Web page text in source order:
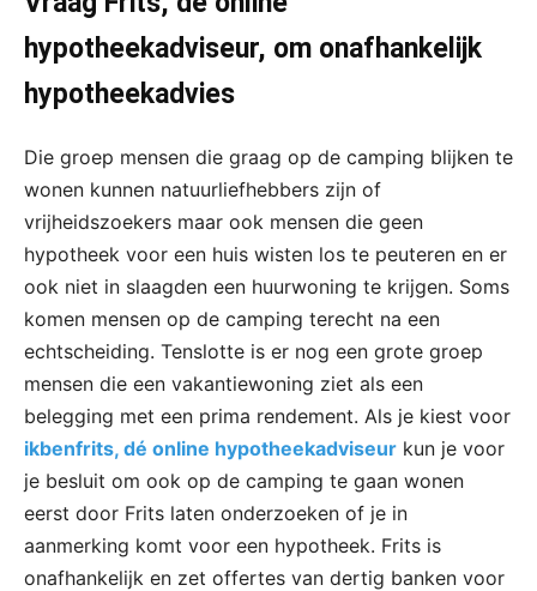
hypotheekadviseur, om onafhankelijk
hypotheekadvies
Die groep mensen die graag op de camping blijken te
wonen kunnen natuurliefhebbers zijn of
vrijheidszoekers maar ook mensen die geen
hypotheek voor een huis wisten los te peuteren en er
ook niet in slaagden een huurwoning te krijgen. Soms
komen mensen op de camping terecht na een
echtscheiding. Tenslotte is er nog een grote groep
mensen die een vakantiewoning ziet als een
belegging met een prima rendement. Als je kiest voor
ikbenfrits, dé online hypotheekadviseur kun je voor
je besluit om ook op de camping te gaan wonen
eerst door Frits laten onderzoeken of je in
aanmerking komt voor een hypotheek. Frits is
onafhankelijk en zet offertes van dertig banken voor